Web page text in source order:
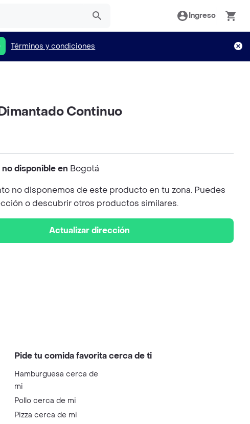
Ingreso
Términos y condiciones
Continuo
disponible en Bogotá
no disponemos de este producto en tu zona. Puedes
o descubrir otros productos similares.
Actualizar dirección
Pide tu comida favorita cerca de ti
Hamburguesa cerca de
mi
Pollo cerca de mi
Pizza cerca de mi